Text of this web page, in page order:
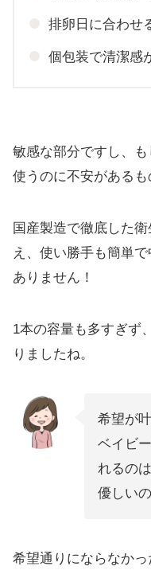
排卵日に合わせ
個包装で清潔感
敏感な部分ですし、
使うのに不安があるも
国産製造で徹底した
え、使い勝手も簡単
ありません！
1本の容量も多すぎず
りましたね。
希望が
ベイビ
れるの
優しい
希望通りにならなか